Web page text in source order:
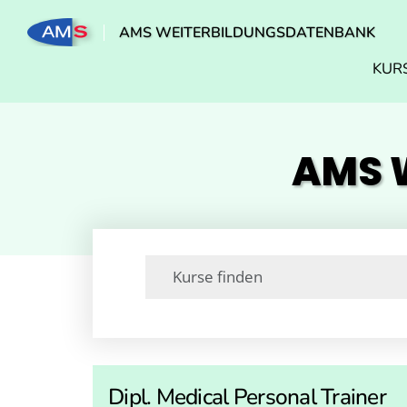
AMS WEITERBILDUNGSDATENBANK
AMS
Dipl. Medical Personal Trainer